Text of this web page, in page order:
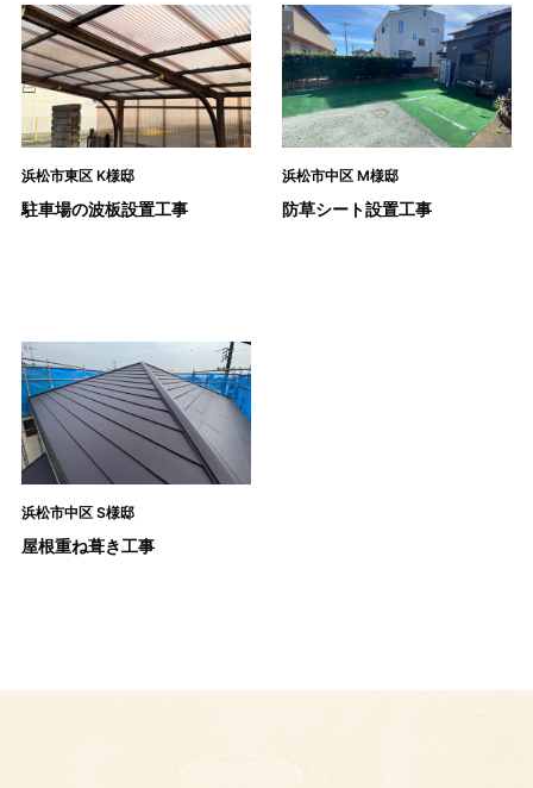
浜松市東区 K様邸
駐車場の波板設置工事
浜松市中区 M様邸
防草シート設置工事
浜松市中区 S様邸
屋根重ね葺き工事